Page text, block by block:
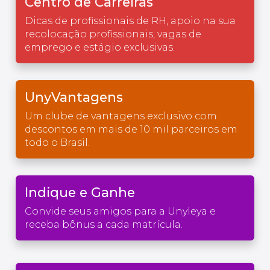
Dicas de profissionais de RH, apoio na sua
recolocação profissionais, vagas de
emprego e estágio exclusivas.
UnyVantagens
Um clube de vantagens exclusivo com
descontos em mais de 10 mil parceiros em
todo o Brasil.
Indique e Ganhe
Convide seus amigos para a Unyleya e
receba bônus a cada matrícula.